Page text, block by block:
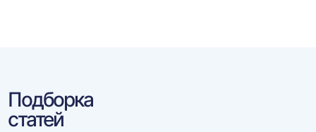
Подборка
статей